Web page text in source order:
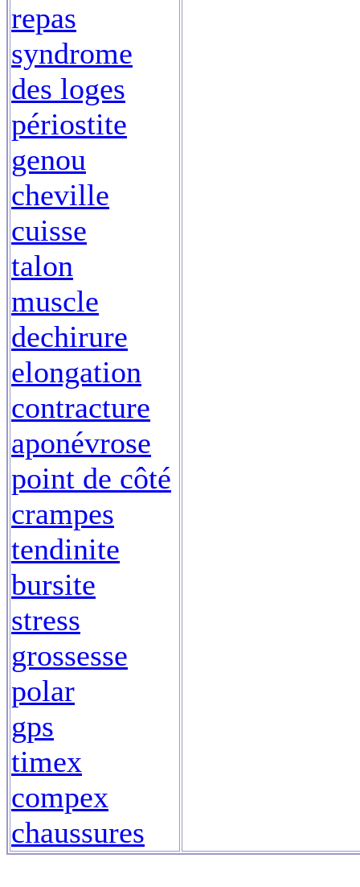
repas
syndrome
des loges
périostite
genou
cheville
cuisse
talon
muscle
dechirure
elongation
contracture
aponévrose
point de côté
crampes
tendinite
bursite
stress
grossesse
polar
gps
timex
compex
chaussures